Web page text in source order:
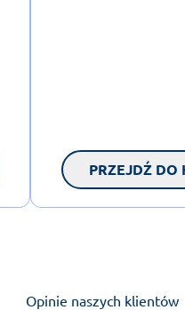
PRZEJDŹ DO
Opinie naszych klientów